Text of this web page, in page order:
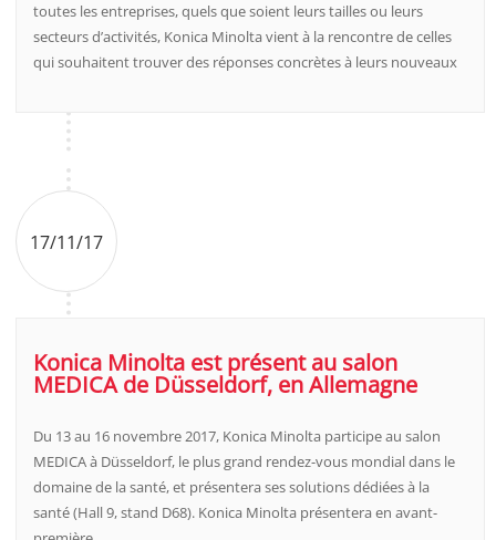
toutes les entreprises, quels que soient leurs tailles ou leurs
secteurs d’activités, Konica Minolta vient à la rencontre de celles
qui souhaitent trouver des réponses concrètes à leurs nouveaux
17/11/17
Konica Minolta est présent au salon
MEDICA de Düsseldorf, en Allemagne
Du 13 au 16 novembre 2017, Konica Minolta participe au salon
MEDICA à Düsseldorf, le plus grand rendez-vous mondial dans le
domaine de la santé, et présentera ses solutions dédiées à la
santé (Hall 9, stand D68). Konica Minolta présentera en avant-